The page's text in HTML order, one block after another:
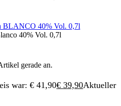
40% Vol. 0,7l
gerade an.
war: € 41,90€ 39,90Aktueller